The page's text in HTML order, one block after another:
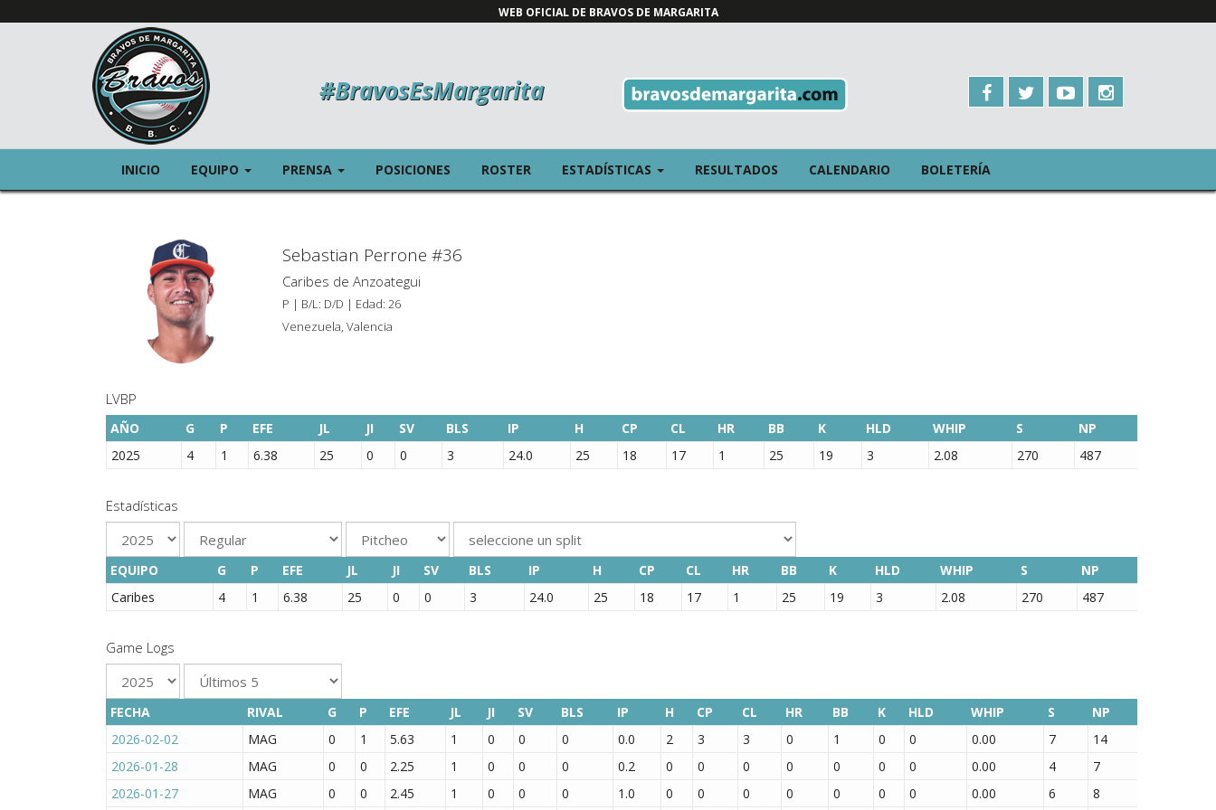
WEB OFICIAL DE BRAVOS DE MARGARITA
#BravosEsMargarita
INICIO EQUIPO (CURRENT)
PRENSA (CURRENT)POSICIONES ROSTER ESTADÍSTICAS (CURRENT)
RESULTADOS CALENDARIO BOLETERÍA
Sebastian Perrone #36
Caribes de Anzoategui
P | B/L: D/D | Edad: 26
Venezuela, Valencia
LVBP
AÑO G P EFE JL JI SV BLS IP H CP CL HR BB K HLD WHIP S
NP
2025
4 1 6.38 25 0 0 3 24.0 25 18 17 1 25 19 3 2.08 270 487
Estadísticas
EQUIPO G P EFE JL JI SV BLS IP H CP CL HR BB K HLD WHIP S
NP
Caribes
4 1 6.38 25 0 0 3 24.0 25 18 17 1 25 19 3 2.08 270 487
Game Logs
FECHA RIVAL G P EFE JL JI SV BLS IP H CP CL HR BB K HLD WHIP S
NP
2026-02-02
MAG 0 1 5.63 1 0 0 0 0.0 2 3 3 0 1 0 0 0.00 7
14
2026-01-28
MAG 0 0 2.25 1 0 0 0 0.2 0 0 0 0 0 0 0 0.00 4
7
2026-01-27
MAG 0 0 2.45 1 0 0 0 1.0 0 0 0 0 0 0 0 0.00 6 8